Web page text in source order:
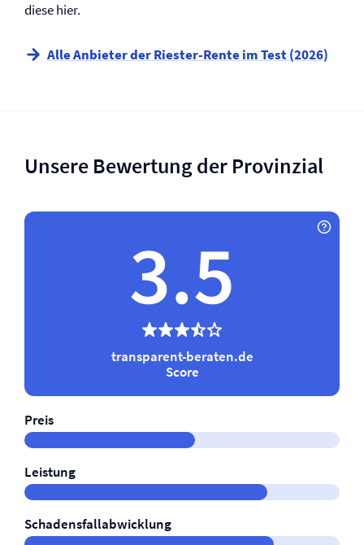
diese hier.
Alle Anbieter der Riester-Rente im Test (2026)
Unsere Bewertung der Provinzial
3.5
transparent-beraten.de
Score
Preis
Leistung
Schadensfallabwicklung